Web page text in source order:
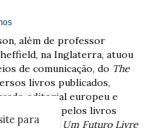
além de professor
na Inglaterra, atuou
de comunicação, do The
livros publicados,
editorial europeu e
conhecido pelos livros
(2016) e
Um Futuro Livre
para